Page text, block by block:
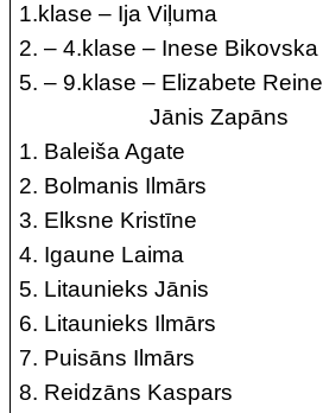
1.klase – Ija Viļuma
2. – 4.klase – Inese Bikovska
5. – 9.klase – Elizabete Reine
Jānis Zapāns
1. Baleiša Agate
2. Bolmanis Ilmārs
3. Elksne Kristīne
4. Igaune Laima
5. Litaunieks Jānis
6. Litaunieks Ilmārs
7. Puisāns Ilmārs
8. Reidzāns Kaspars